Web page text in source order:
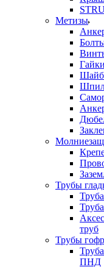
Метизы
Гайки
Трубы
труб
Трубы
ПНД